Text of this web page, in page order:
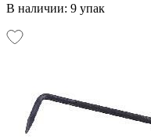
В наличии: 9 упак